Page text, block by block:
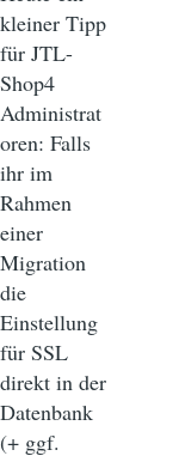
kleiner Tipp
für JTL-
Shop4
Administrat
oren: Falls
ihr im
Rahmen
einer
Migration
die
Einstellung
für SSL
direkt in der
Datenbank
(+ ggf.